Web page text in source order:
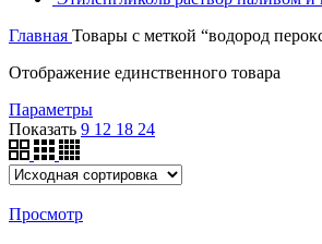
Главная Товары с меткой “водород
Отображение единственного товара
Параметры
Показать 9 12 18 24
Просмотр